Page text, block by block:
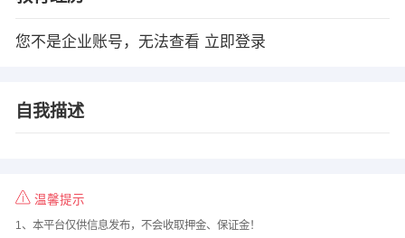
您不是企业账号，无法查看 立即登录
自我描述
温馨提示
1、本平台仅供信息发布，不会收取押金、保证金！